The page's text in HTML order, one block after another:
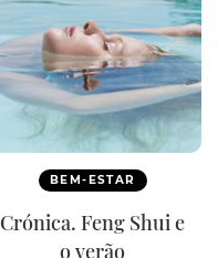
BEM-ESTAR
Crónica. Feng Shui e
o verão